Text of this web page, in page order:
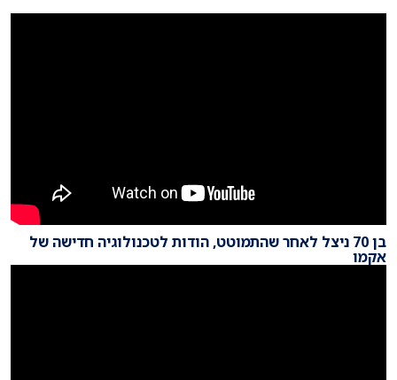
בן 70 ניצל לאחר שהתמוטט, הודות לטכנולוגיה חדישה של
אקמו